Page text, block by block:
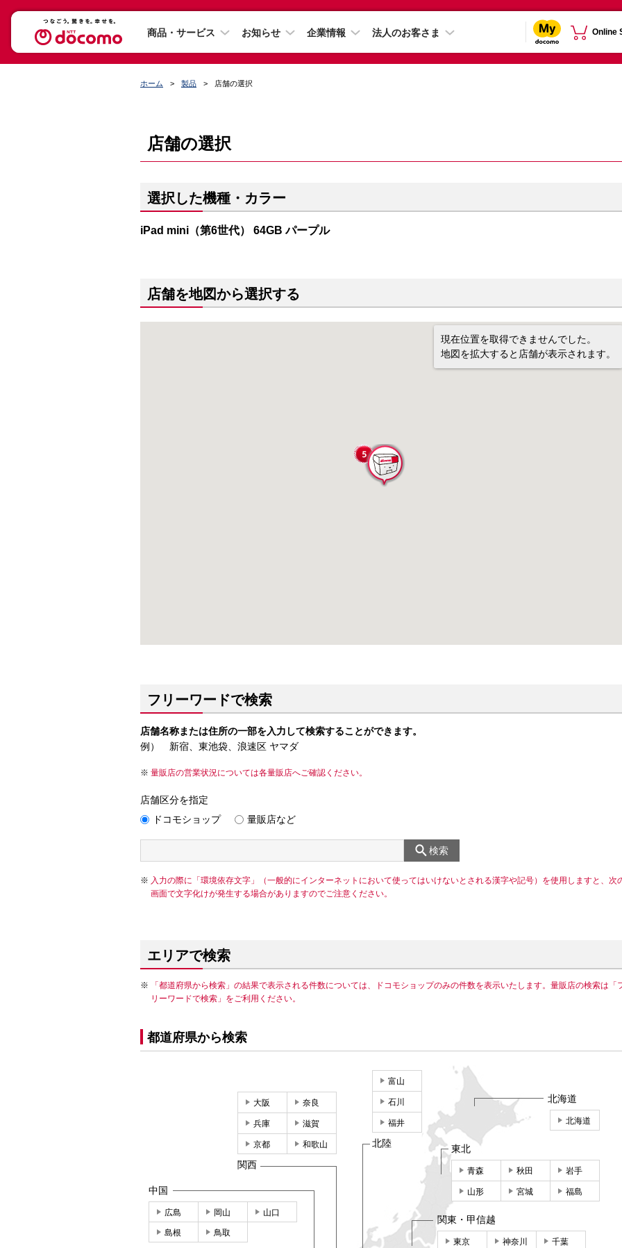
商品・サービス お知らせ 企業情報 法人のお客さま Online
ホーム 製品 店舗の選択
店舗の選択
選択した機種・カラー
iPad mini（第6世代） 64GB パープル
店舗を地図から選択する
現在位置を取得できませんでした。
地図を拡大すると店舗が表示されます。
フリーワードで検索
店舗名称または住所の一部を入力して検索することができます。
例） 新宿、東池袋、浪速区 ヤマダ
量販店の営業状況については各量販店へご確認ください。
店舗区分を指定
ドコモショップ
量販店など
検索
入力の際に「環境依存文字」（一般的にインターネットにおいて使ってはいけないとされる漢字や記号）を使用しますと、次
画面で文字化けが発生する場合がありますのでご注意ください。
エリアで検索
「都道府県から検索」の結果で表示される件数については、ドコモショップのみの件数を表示いたします。量販店の検索は「
リーワードで検索」をご利用ください。
都道府県から検索
北海道
北海道
東北
青森 秋田 岩手
山形 宮城 福島
関東・甲信越
東京 神奈川 千葉
富山
石川
福井
北陸
大阪 奈良
兵庫 滋賀
京都 和歌山
関西
中国
広島 岡山 山口
島根 鳥取